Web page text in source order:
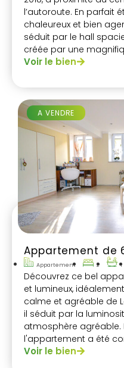
l’autoroute. En parfait
chaleureux et bien
séduit par le hall
créée par une
bambous.
Voir le bien
Appartement de
Appartement 2 1
Découvrez ce bel
et lumineux,
calme et agréable de
il séduit par la
atmosphère agréable.
l'appartement a été
2008
Voir le bien
A VENDRE